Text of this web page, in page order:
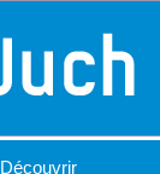
Découvrir